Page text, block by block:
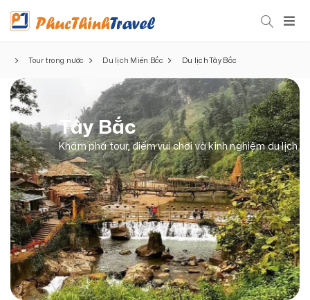
Tour trong nước Du lịch Miền Bắc Du lịch Tây Bắc
Tây Bắc
Khám phá tour, điểm vui chơi và kinh nghiệm du lịch